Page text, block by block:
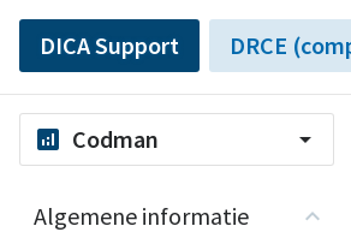
DICA Support DRCE
analytics Codman arrow_drop_down
Algemene informatie